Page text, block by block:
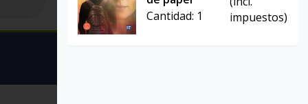
Cantidad: 1
impuestos)